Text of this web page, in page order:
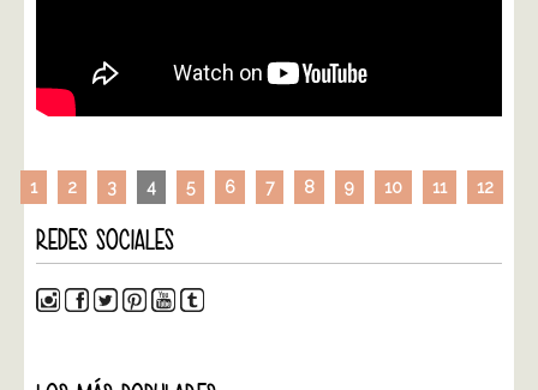
1 2 3 4 5 6 7 8 9 10 11 12
REDES SOCIALES